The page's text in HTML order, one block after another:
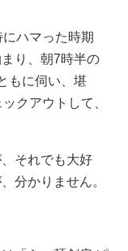
ハマった時期
り、朝7時半の
もに伺い、堪
クアウトして、
それでも大好
分かりません。